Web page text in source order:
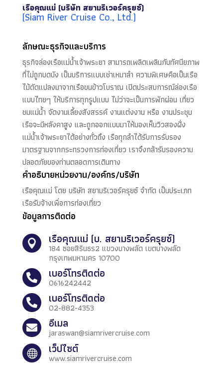
เรือคุณแม่ (บริษัท สยามริเวอร์ครุยซ์)
(Siam River Cruise Co., Ltd.)
ลักษณะธุรกิจและบริการ
ธุรกิจล่องเรือแม่น้ำเจ้าพระยา สามารถเพลิดเพลินกับทัศนียภาพ
ที่ไม่ถูกบดบัง เป็นบริการแบบเช่าเหมาลำ ความพิเศษคือเป็นเรือ
ไม้ดัดแปลงมาจากเรือขนข้าวโบราณ เปิดประสบการณ์ล่องเรือ
แบบไทยๆ ให้บริการทุกรูปแบบ ไม่ว่าจะเป็นการพักผ่อน เที่ยว
ชมแม่น้ำ จัดงานเลี้ยงสังสรรค์ งานแต่งงาน หรือ งานประชุม
เรือจะมีหลังคาสูง และถูกออกแบบมาให้มองเห็นวิวสองฝั่ง
แม่น้ำเจ้าพระยาได้อย่างทั่วถึง เรือทุกลำได้รับการรับรอง
มาตรฐานจากกระทรวงการท่องเที่ยว เราจึงกล้ารับรองความ
ปลอดภัยของท่านตลอดการเดินทาง
คำอธิบายหน่วยงาน/องค์กร/บริษัท
เรือคุณแม่ โดย บริษัท สยามริเวอร์ครุยซ์ จำกัด เป็นประเภท
เรือรับจ้างเพื่อการท่องเที่ยว
ข้อมูลการติดต่อ
 เรือคุณแม่ (บ. สยามริเวอร์ครุยซ์)
184 ซอยสิรินธร2 แขวงบางพลัด เขตบางพลัด
กรุงเทพมหานคร 10700
 เบอร์โทรติดต่อ
0616242442
 เบอร์โทรติดต่อ
02-882-4353
 อีเมล
jaraswan@siamrivercruise.com
 เว็ปไซต์
www.siamrivercruise.com